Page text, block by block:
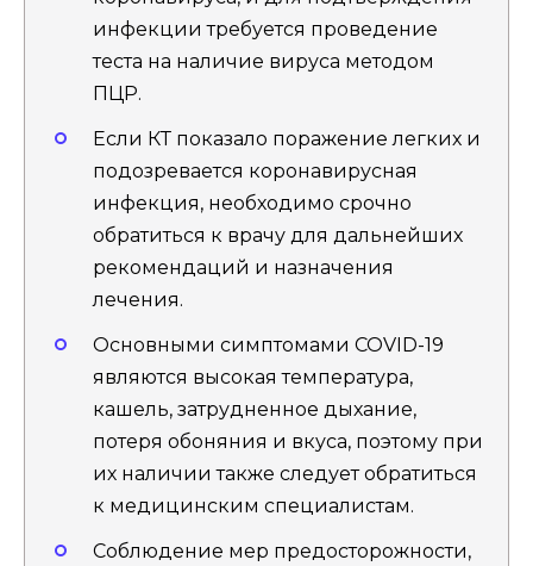
инфекции требуется проведение
теста на наличие вируса методом
ПЦР.
Если КТ показало поражение легких и
подозревается коронавирусная
инфекция, необходимо срочно
обратиться к врачу для дальнейших
рекомендаций и назначения
лечения.
Основными симптомами COVID-19
являются высокая температура,
кашель, затрудненное дыхание,
потеря обоняния и вкуса, поэтому при
их наличии также следует обратиться
к медицинским специалистам.
Соблюдение мер предосторожности,